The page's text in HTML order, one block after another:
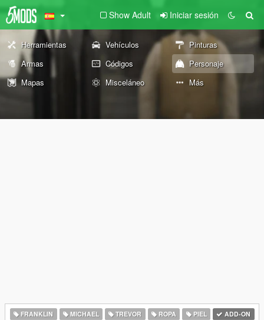
Show Adult Iniciar sesión
Herramientas Vehículos
Pinturas
Armas
Códigos
Personaje
Mapas
Misceláneo Más
FRANKLIN MICHAEL TREVOR ROPA PIEL
ADD-ON